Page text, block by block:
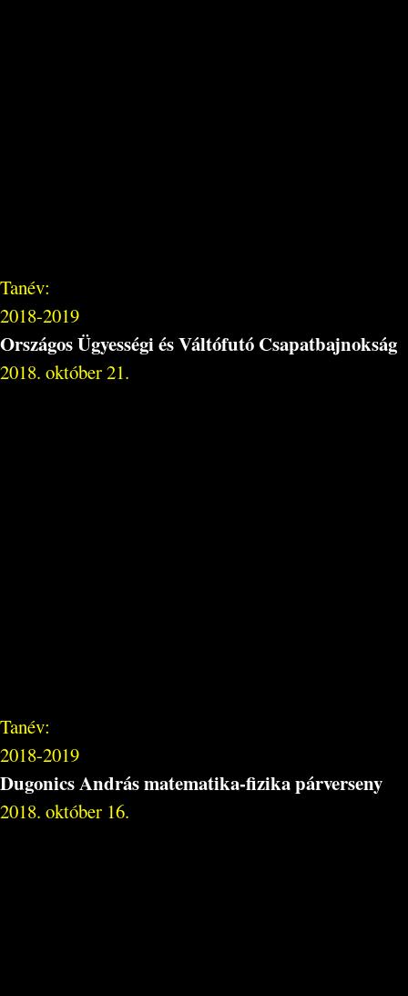
Tanév:
2018-2019
Országos Ügyességi és Váltófutó Csapatbajnokság
2018. október 21.
Tanév:
2018-2019
Dugonics András matematika-fizika párverseny
2018. október 16.